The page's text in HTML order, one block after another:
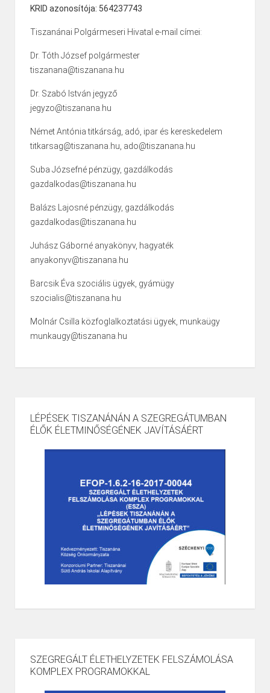
KRID azonosítója: 564237743
Tiszanánai Polgármeseri Hivatal e-mail címei:
Dr. Tóth József polgármester
tiszanana@tiszanana.hu
Dr. Szabó István jegyző
jegyzo@tiszanana.hu
Német Antónia titkárság, adó, ipar és kereskedelem
titkarsag@tiszanana.hu, ado@tiszanana.hu
Suba Józsefné pénzügy, gazdálkodás
gazdalkodas@tiszanana.hu
Balázs Lajosné pénzügy, gazdálkodás
gazdalkodas@tiszanana.hu
Juhász Gáborné anyakönyv, hagyaték
anyakonyv@tiszanana.hu
Barcsik Éva szociális ügyek, gyámügy
szocialis@tiszanana.hu
Molnár Csilla közfoglalkoztatási ügyek, munkaügy
munkaugy@tiszanana.hu
LÉPÉSEK TISZANÁNÁN A SZEGREGÁTUMBAN
ÉLŐK ÉLETMINŐSÉGÉNEK JAVÍTÁSÁÉRT
SZEGREGÁLT ÉLETHELYZETEK FELSZÁMOLÁSA
KOMPLEX PROGRAMOKKAL